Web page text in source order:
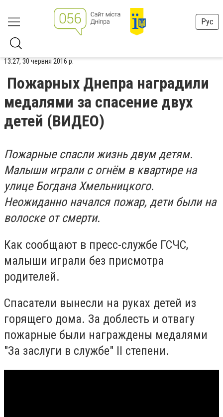
Рус
13:27, 30 червня 2016 р.
Пожарных Днепра наградили
медалями за спасение двух
детей (ВИДЕО)
Пожарные спасли жизнь двум детям.
Малыши играли с огнём в квартире на
улице Богдана Хмельницкого.
Неожиданно начался пожар, дети были на
волоске от смерти.
Как сообщают в пресс-службе ГСЧС,
малыши играли без присмотра
родителей.
Спасатели вынесли на руках детей из
горящего дома. За доблесть и отвагу
пожарные были награждены медалями
"За заслуги в службе" II степени.